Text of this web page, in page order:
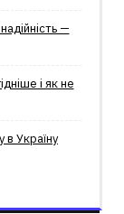
—
і як не
в Україну